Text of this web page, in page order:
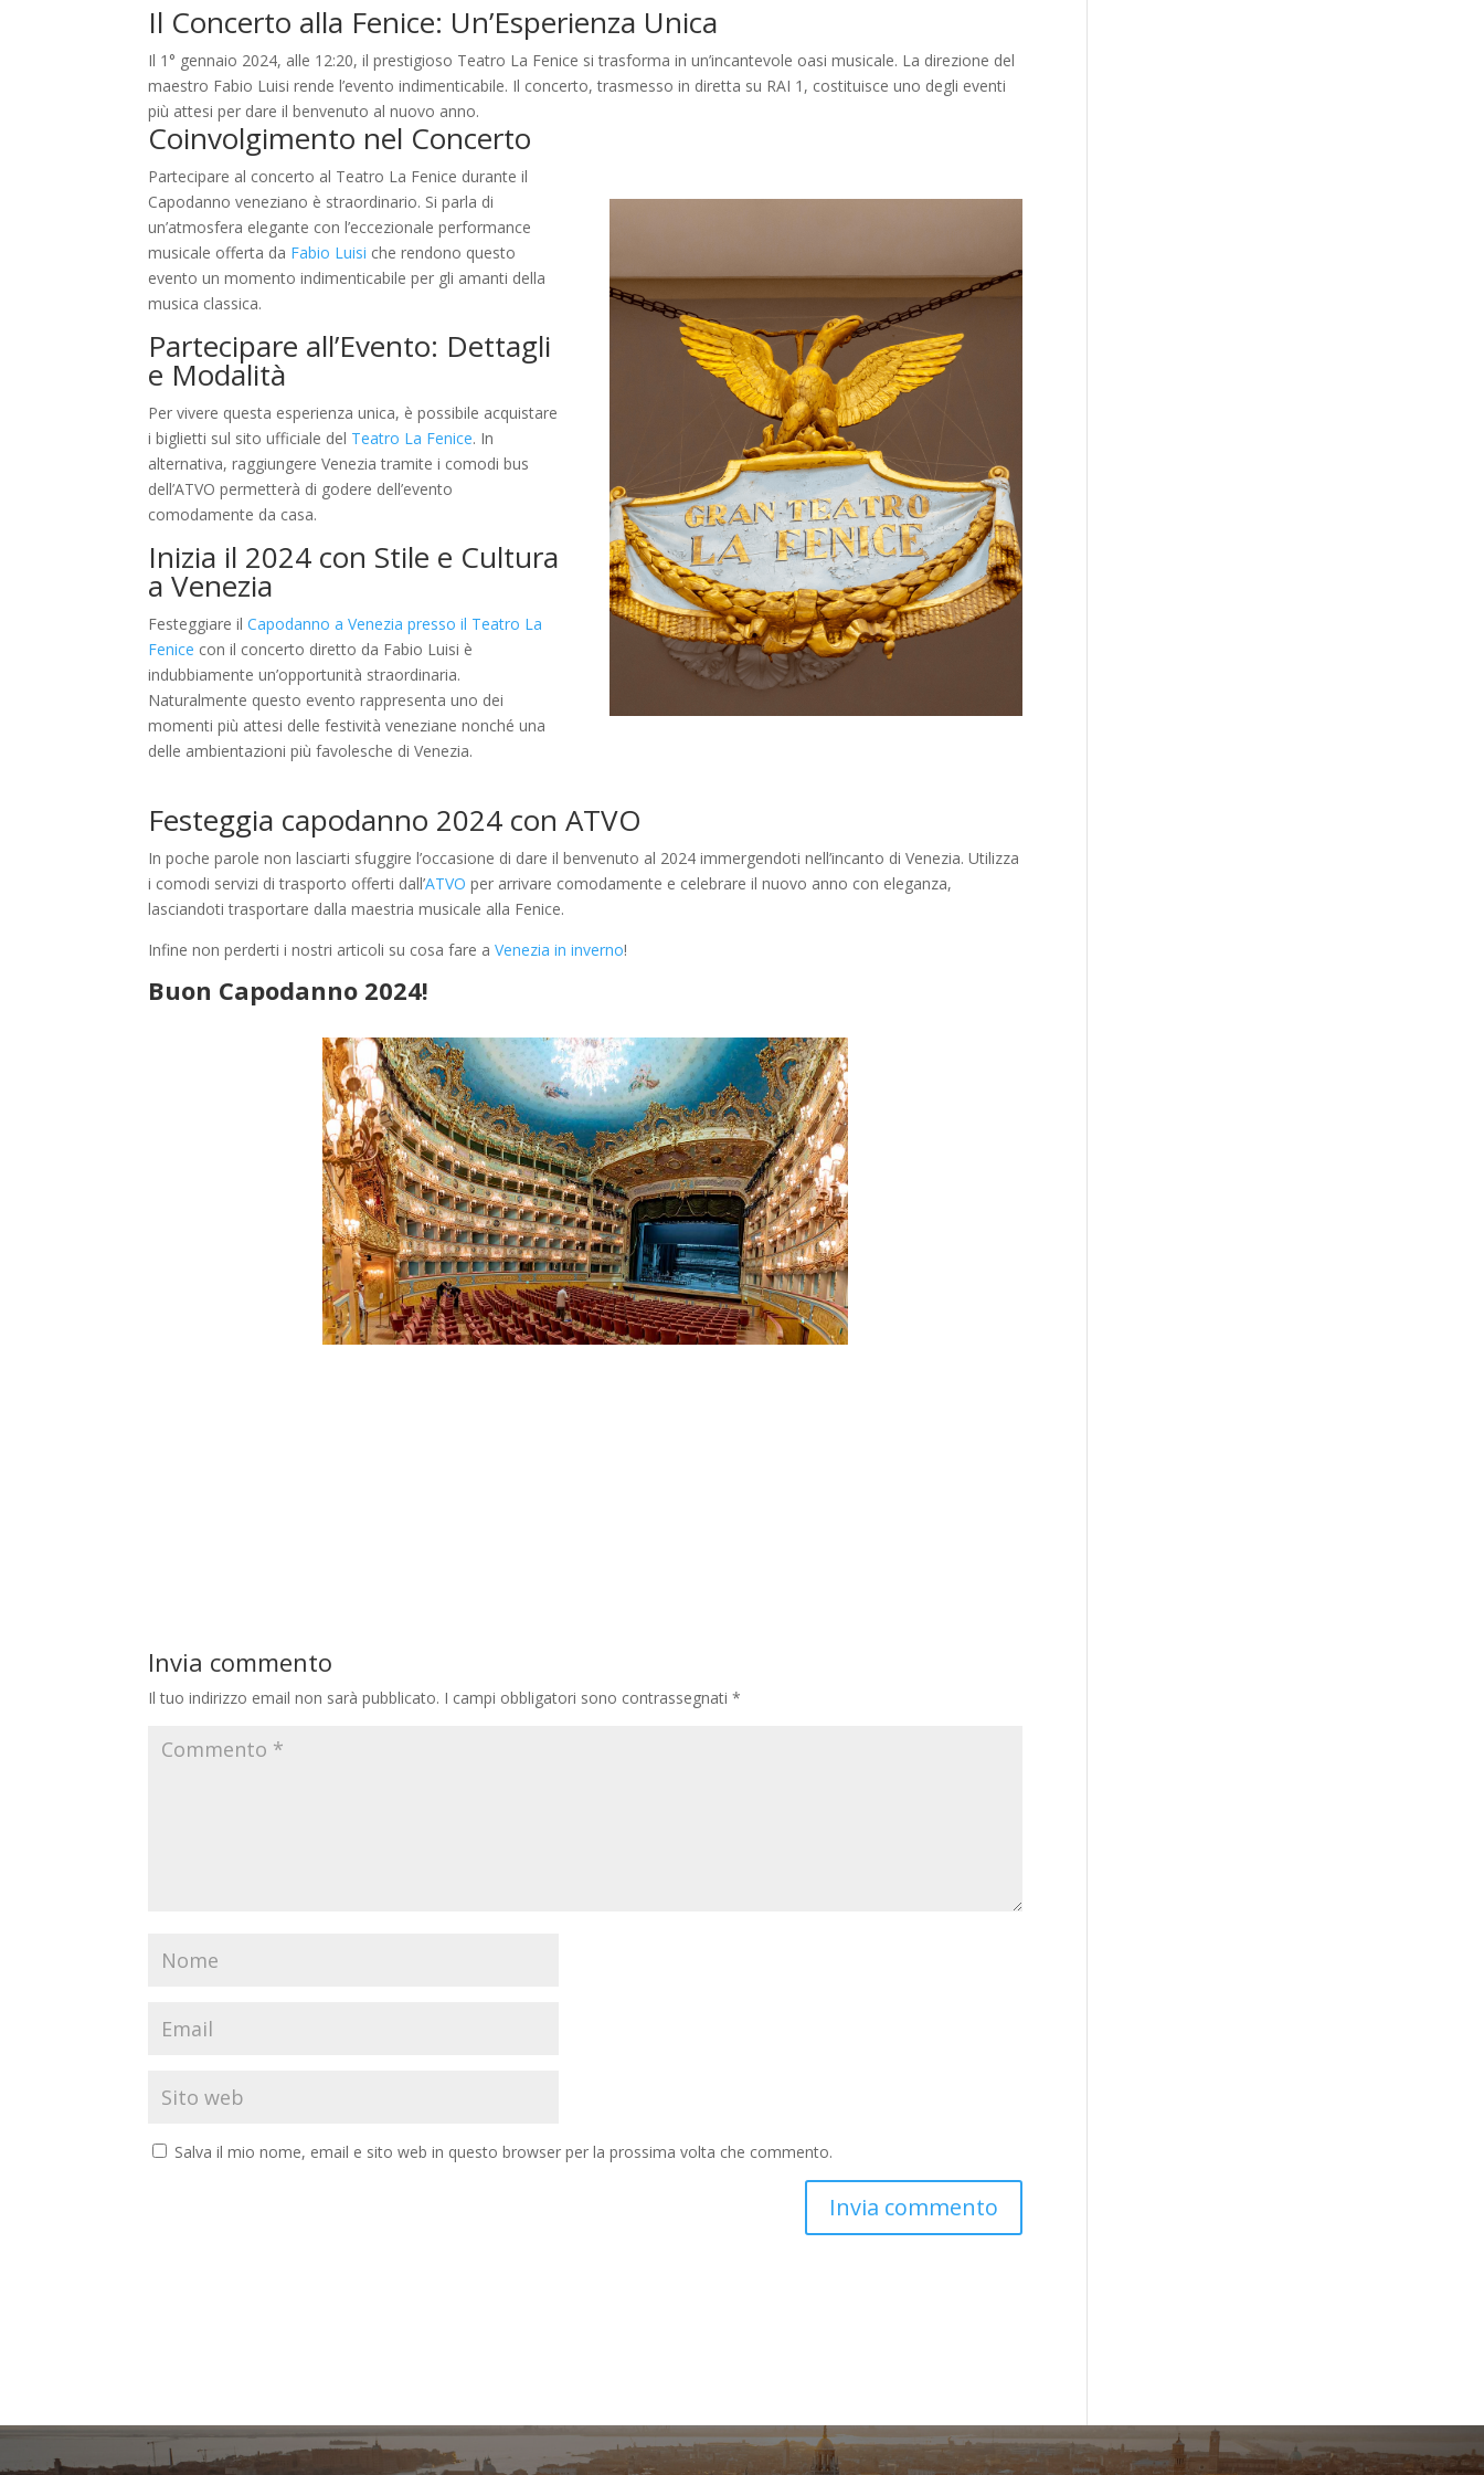
Il Concerto alla Fenice: Un’Esperienza Unica
Il 1° gennaio 2024, alle 12:20, il prestigioso Teatro La Fenice si trasforma in un’incantevole oasi musicale. La direzione del
maestro Fabio Luisi rende l’evento indimenticabile. Il concerto, trasmesso in diretta su RAI 1, costituisce uno degli eventi
più attesi per dare il benvenuto al nuovo anno.
Coinvolgimento nel Concerto
Partecipare al concerto al Teatro La Fenice durante il
Capodanno veneziano è straordinario. Si parla di
un’atmosfera elegante con l’eccezionale performance
musicale offerta da Fabio Luisi che rendono questo
evento un momento indimenticabile per gli amanti della
musica classica.
Partecipare all’Evento: Dettagli
e Modalità
Per vivere questa esperienza unica, è possibile acquistare
i biglietti sul sito ufficiale del Teatro La Fenice. In
alternativa, raggiungere Venezia tramite i comodi bus
dell’ATVO permetterà di godere dell’evento
comodamente da casa.
Inizia il 2024 con Stile e Cultura
a Venezia
Festeggiare ilCapodanno a Venezia presso il Teatro La
Fenice con il concerto diretto da Fabio Luisi è
indubbiamente un’opportunità straordinaria.
Naturalmente questo evento rappresenta uno dei
momenti più attesi delle festività veneziane nonché una
delle ambientazioni più favolesche di Venezia.
Festeggia capodanno 2024 con ATVO
In poche parole non lasciarti sfuggire l’occasione di dare il benvenuto al 2024 immergendoti nell’incanto di Venezia. Utilizza
i comodi servizi di trasporto offerti dall’ATVO per arrivare comodamente e celebrare il nuovo anno con eleganza,
lasciandoti trasportare dalla maestria musicale alla Fenice.
Infine non perderti i nostri articoli su cosa fare aVenezia in inverno!
Buon Capodanno 2024!
Invia commento
Il tuo indirizzo email non sarà pubblicato. I campi obbligatori sono contrassegnati*
Salva il mio nome, email e sito web in questo browser per la prossima volta che commento.